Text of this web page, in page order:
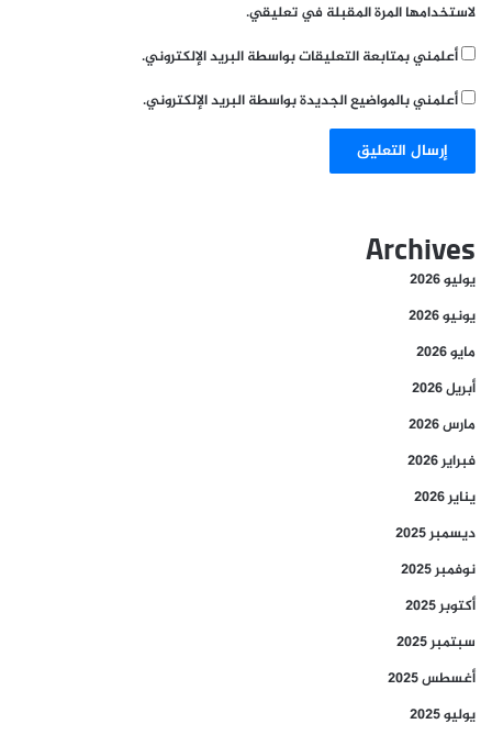
لاستخدامها المرة المقبلة في تعليقي.
أعلمني بمتابعة التعليقات بواسطة البريد الإلكتروني.
أعلمني بالمواضيع الجديدة بواسطة البريد الإلكتروني.
Archives
يوليو 2026
يونيو 2026
مايو 2026
أبريل 2026
مارس 2026
فبراير 2026
يناير 2026
ديسمبر 2025
نوفمبر 2025
أكتوبر 2025
سبتمبر 2025
أغسطس 2025
يوليو 2025